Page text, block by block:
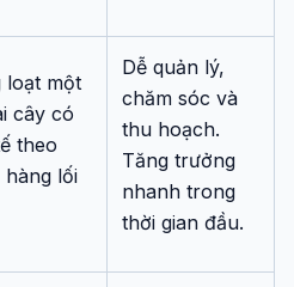
loạt một
cây có
theo
hàng lối
Dễ quản lý,
chăm sóc và
thu hoạch.
Tăng trưởng
nhanh trong
thời gian đầu.